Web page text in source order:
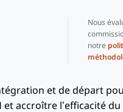
Nous
notre
et de départ
et accroître l’efficacité